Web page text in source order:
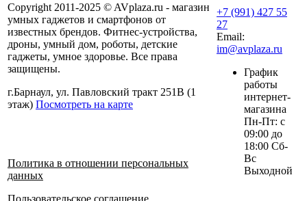
Copyright 2011-2025 © AVplaza.ru - магазин
умных гаджетов и смартфонов от
известных брендов. Фитнес-устройства,
дроны, умный дом, роботы, детские
гаджеты, умное здоровье. Все права
защищены.
г.Барнаул, ул. Павловский тракт 251В (1
этаж) Посмотреть на карте
Политика в отношении персональных
данных
Пользовательское соглашение
+7 (991) 427 55
27
Email:
im@avplaza.ru
График
работы
интернет-
магазина
Пн-Пт: с
09:00 до
18:00 Сб-
Вс
Выходной